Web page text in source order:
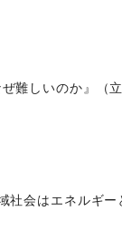
ぜ難しいのか』
会はエネルギー